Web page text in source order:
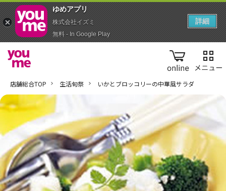
online
店舗総合TOP 生活旬祭 いかとブロッコリーの中華風サラダ
ゆめアプ‪リ‬
株式会社イズミ
無料 - In Google Play
詳細